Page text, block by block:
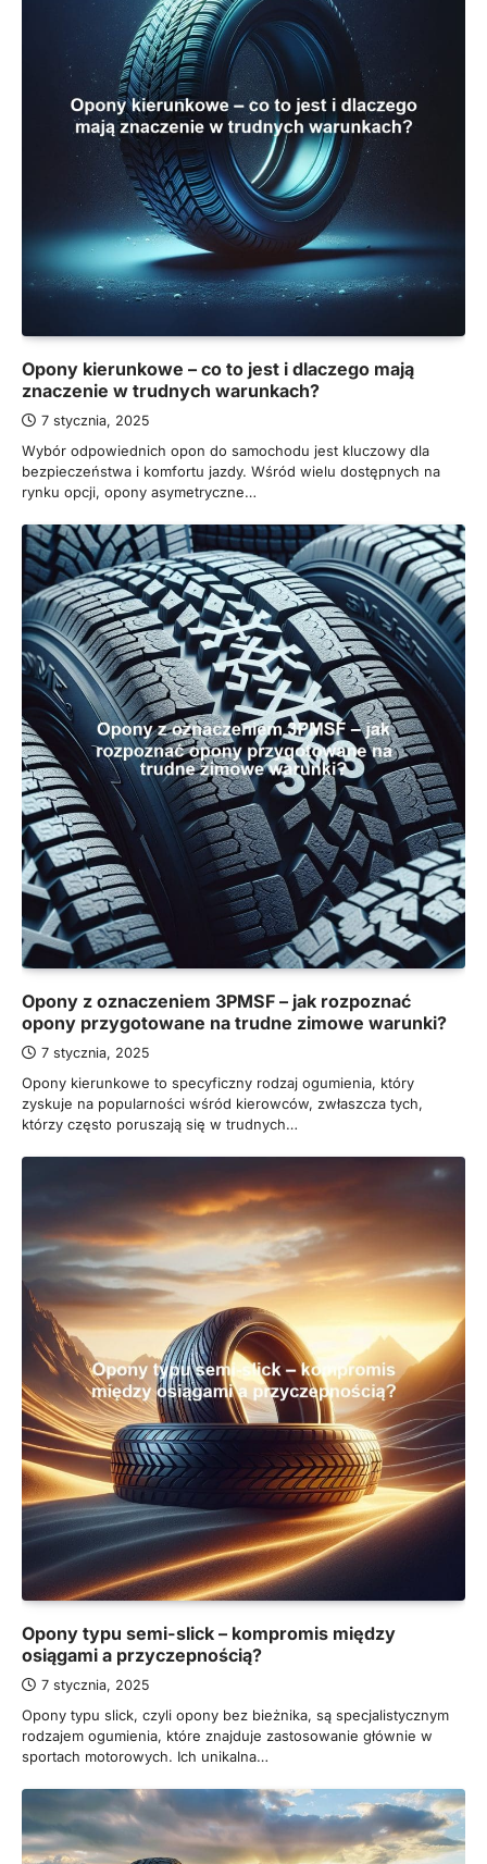
Opony kierunkowe – co to jest i dlaczego mają
znaczenie w trudnych warunkach?
7 stycznia, 2025
Wybór odpowiednich opon do samochodu jest kluczowy dla
bezpieczeństwa i komfortu jazdy. Wśród wielu dostępnych na
rynku opcji, opony asymetryczne…
Opony z oznaczeniem 3PMSF – jak rozpoznać
opony przygotowane na trudne zimowe warunki?
7 stycznia, 2025
Opony kierunkowe to specyficzny rodzaj ogumienia, który
zyskuje na popularności wśród kierowców, zwłaszcza tych,
którzy często poruszają się w trudnych…
Opony typu semi-slick – kompromis między
osiągami a przyczepnością?
7 stycznia, 2025
Opony typu slick, czyli opony bez bieżnika, są specjalistycznym
rodzajem ogumienia, które znajduje zastosowanie głównie w
sportach motorowych. Ich unikalna…